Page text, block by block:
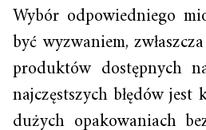
Wybór odpowiedniego
być wyzwaniem,
produktów dostępnych
najczęstszych błędów
dużych opakowaniach